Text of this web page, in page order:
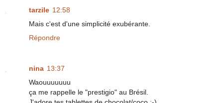
tarzile 12:58
Mais c'est d'une simplicité exubérante.
Répondre
nina 13:37
Waouuuuuuu
ça me rappelle le "prestigio" au Brésil.